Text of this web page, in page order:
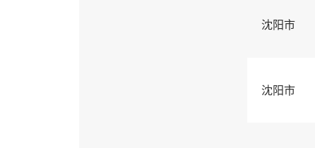
沈阳市
沈阳市